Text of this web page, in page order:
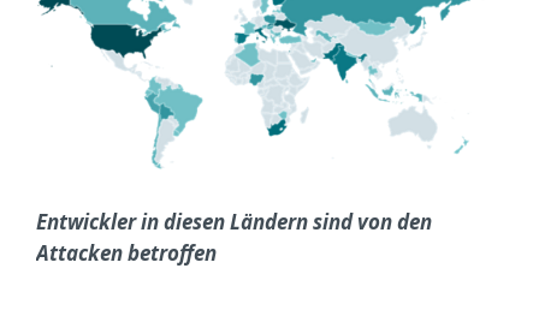
Entwickler in diesen Ländern sind von den
Attacken betroffen